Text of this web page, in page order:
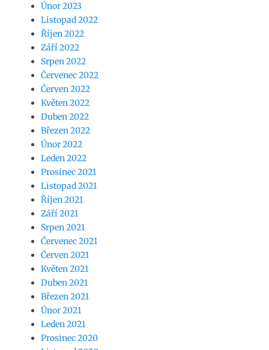
Únor 2023
Listopad 2022
Říjen 2022
Září 2022
Srpen 2022
Červenec 2022
Červen 2022
Květen 2022
Duben 2022
Březen 2022
Únor 2022
Leden 2022
Prosinec 2021
Listopad 2021
Říjen 2021
Září 2021
Srpen 2021
Červenec 2021
Červen 2021
Květen 2021
Duben 2021
Březen 2021
Únor 2021
Leden 2021
Prosinec 2020